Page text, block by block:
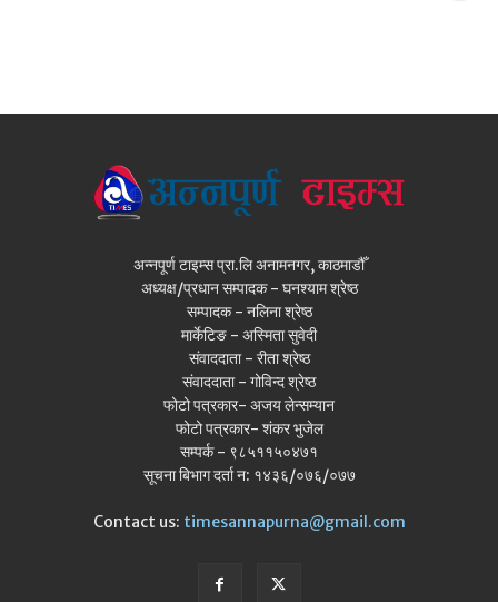
अन्नपूर्ण टाइम्स प्रा.लि अनामनगर, काठमाडौँ
अध्यक्ष/प्रधान सम्पादक - घनश्याम श्रेष्ठ
सम्पादक - नलिना श्रेष्ठ
मार्केटिङ - अस्मिता सुवेदी
संवाददाता - रीता श्रेष्ठ
संवाददाता - गोविन्द श्रेष्ठ
फोटो पत्रकार- अजय लेन्सम्यान
फोटो पत्रकार- शंकर भुजेल
सम्पर्क - ९८५११५०४७१
सूचना बिभाग दर्ता न: १४३६/०७६/०७७
Contact us: timesannapurna@gmail.com